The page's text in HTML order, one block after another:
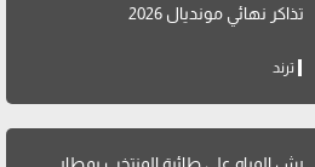
تذاكر نهائي مونديال 2026
ترند